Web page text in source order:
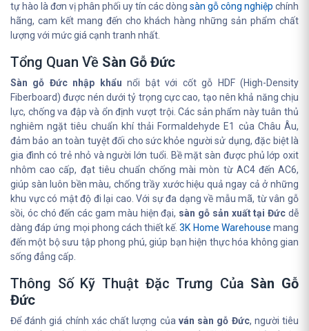
tự hào là đơn vị phân phối uy tín các dòng sàn gỗ công nghiệp chính
hãng, cam kết mang đến cho khách hàng những sản phẩm chất
lượng với mức giá cạnh tranh nhất.
Tổng Quan Về Sàn Gỗ Đức
Sàn gỗ Đức nhập khẩu nổi bật với cốt gỗ HDF (High-Density
Fiberboard) được nén dưới tỷ trọng cực cao, tạo nên khả năng chịu
lực, chống va đập và ổn định vượt trội. Các sản phẩm này tuân thủ
nghiêm ngặt tiêu chuẩn khí thải Formaldehyde E1 của Châu Âu,
đảm bảo an toàn tuyệt đối cho sức khỏe người sử dụng, đặc biệt là
gia đình có trẻ nhỏ và người lớn tuổi. Bề mặt sàn được phủ lớp oxit
nhôm cao cấp, đạt tiêu chuẩn chống mài mòn từ AC4 đến AC6,
giúp sàn luôn bền màu, chống trầy xước hiệu quả ngay cả ở những
khu vực có mật độ đi lại cao. Với sự đa dạng về mẫu mã, từ vân gỗ
sồi, óc chó đến các gam màu hiện đại, sàn gỗ sản xuất tại Đức dễ
dàng đáp ứng mọi phong cách thiết kế.3K Home Warehouse mang
đến một bộ sưu tập phong phú, giúp bạn hiện thực hóa không gian
sống đẳng cấp.
Thông Số Kỹ Thuật Đặc Trưng Của Sàn Gỗ
Đức
Để đánh giá chính xác chất lượng của ván sàn gỗ Đức, người tiêu